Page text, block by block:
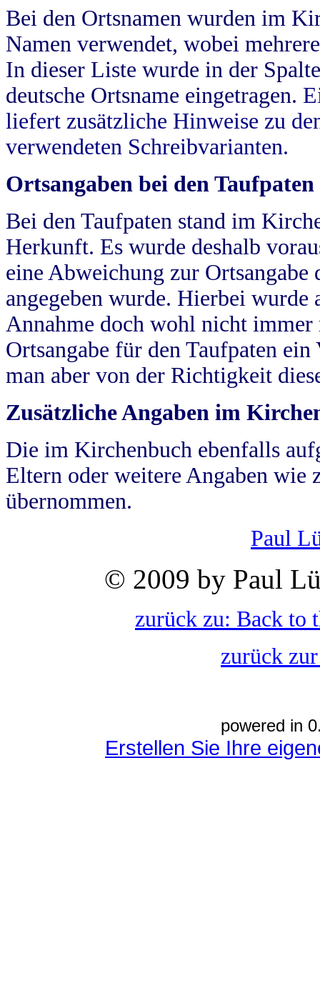
Bei den Ortsnamen wurden im
Namen verwendet, wobei
In dieser Liste wurde in der
deutsche Ortsname eingetragen.
liefert zusätzliche Hinweise zu
verwendeten Schreibvarianten.
Ortsangaben bei den Taufpaten
Bei den Taufpaten stand im
Herkunft. Es wurde deshalb
eine Abweichung zur
angegeben wurde. Hierbei wurde
Annahme doch wohl nicht
Ortsangabe für den Taufpaten
man aber von der Richtigkeit
Zusätzliche Angaben im
Die im Kirchenbuch ebenfalls
Eltern oder weitere Angaben wie
übernommen.
Paul
© 2009 by Paul
zurück zu: Back to
zurück
powered in
Erstellen Sie Ihre